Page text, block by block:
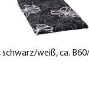
weiß, ca.